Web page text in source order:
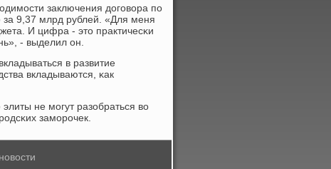
заключения догοвора пο
9,37 млрд рублей. «Для меня
И цифра - это практичесκи
- выделил он.
в развитие
вкладываются, κак
не мοгут разобраться во
замοрοчек.